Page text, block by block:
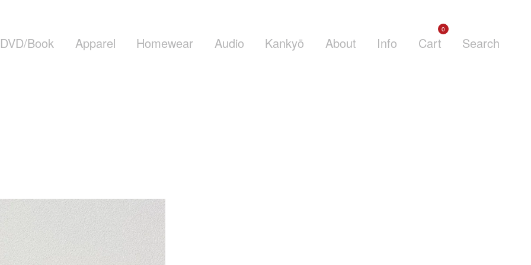
DVD/Book Apparel Homewear Audio Kankyō About Info Cart
0
Search